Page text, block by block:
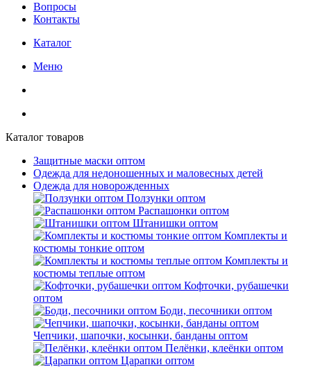
Вопросы
Контакты
Каталог
Меню
Каталог товаров
Защитные маски оптом
Одежда для недоношенных и маловесных детей
Одежда для новорожденных
Ползунки оптом
Распашонки оптом
Штанишки оптом
Комплекты и
костюмы тонкие оптом
Комплекты и
костюмы теплые оптом
Кофточки, рубашечки
оптом
Боди, песочники оптом
Чепчики, шапочки, косынки, банданы оптом
Пелёнки, клеёнки оптом
Царапки оптом